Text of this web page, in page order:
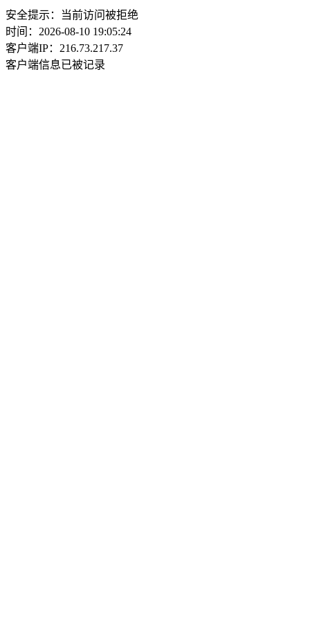
安全提示：当前访问被拒绝
时间：2026-08-10 19:05:24
客户端IP：216.73.217.37
客户端信息已被记录